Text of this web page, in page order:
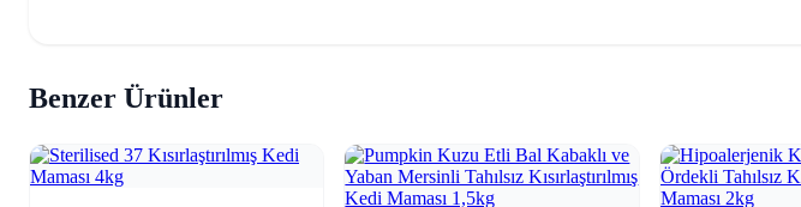
Benzer Ürünler